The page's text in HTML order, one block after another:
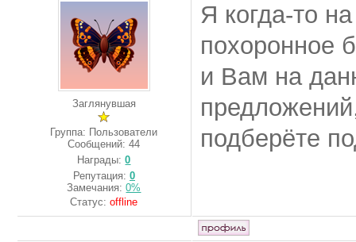
Заглянувшая
Группа: Пользователи
Сообщений:44
Награды:0
Репутация: 0
Замечания:0%
Статус:offline
Я когда-то
похоронное
и Вам на
подберёте